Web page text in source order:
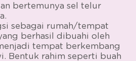
bertemunya sel telur
sebagai rumah/tempat
berhasil dibuahi oleh
tempat berkembang
Bentuk rahim seperti buah